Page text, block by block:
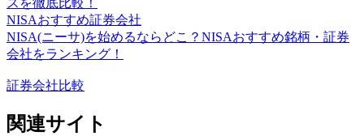
スを徹底比較！
NISAおすすめ証券会社
NISA(ニーサ)を始めるならどこ？NISAおすすめ銘柄・証券
会社をランキング！
証券会社比較
関連サイト